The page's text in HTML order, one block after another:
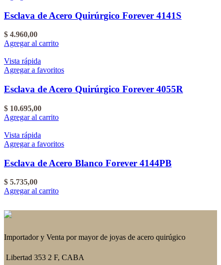
Esclava de Acero Quirúrgico Forever 4141S
$ 4.960,00
Agregar al carrito
Vista rápida
Agregar a favoritos
Esclava de Acero Quirúrgico Forever 4055R
$ 10.695,00
Agregar al carrito
Vista rápida
Agregar a favoritos
Esclava de Acero Blanco Forever 4144PB
$ 5.735,00
Agregar al carrito
Importador y Venta por mayor de joyas de acero quirúgico
Libertad 353 2 F, CABA